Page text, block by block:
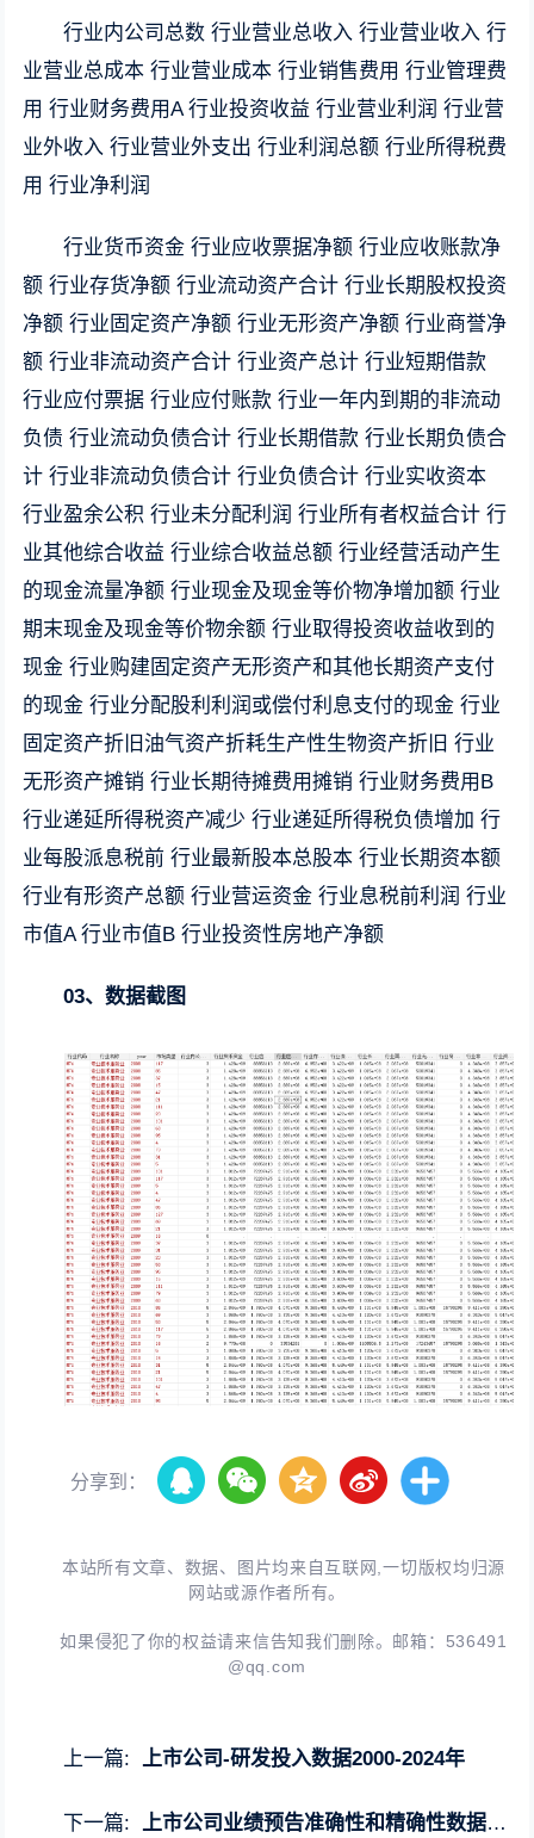
行业内公司总数 行业营业总收入 行业营业收入 行
业营业总成本 行业营业成本 行业销售费用 行业管理费
用 行业财务费用A 行业投资收益 行业营业利润 行业营
业外收入 行业营业外支出 行业利润总额 行业所得税费
用 行业净利润
行业货币资金 行业应收票据净额 行业应收账款净
额 行业存货净额 行业流动资产合计 行业长期股权投资
净额 行业固定资产净额 行业无形资产净额 行业商誉净
额 行业非流动资产合计 行业资产总计 行业短期借款
行业应付票据 行业应付账款 行业一年内到期的非流动
负债 行业流动负债合计 行业长期借款 行业长期负债合
计 行业非流动负债合计 行业负债合计 行业实收资本
行业盈余公积 行业未分配利润 行业所有者权益合计 行
业其他综合收益 行业综合收益总额 行业经营活动产生
的现金流量净额 行业现金及现金等价物净增加额 行业
期末现金及现金等价物余额 行业取得投资收益收到的
现金 行业购建固定资产无形资产和其他长期资产支付
的现金 行业分配股利利润或偿付利息支付的现金 行业
固定资产折旧油气资产折耗生产性生物资产折旧 行业
无形资产摊销 行业长期待摊费用摊销 行业财务费用B
行业递延所得税资产减少 行业递延所得税负债增加 行
业每股派息税前 行业最新股本总股本 行业长期资本额
行业有形资产总额 行业营运资金 行业息税前利润 行业
市值A 行业市值B 行业投资性房地产净额
03、数据截图
分享到：
本站所有文章、数据、图片均来自互联网,一切版权均归源
网站或源作者所有。
如果侵犯了你的权益请来信告知我们删除。邮箱： 536491
@qq.com
上一篇: 上市公司-研发投入数据2000-2024年
下一篇: 上市公司业绩预告准确性和精确性数据2004-2024年